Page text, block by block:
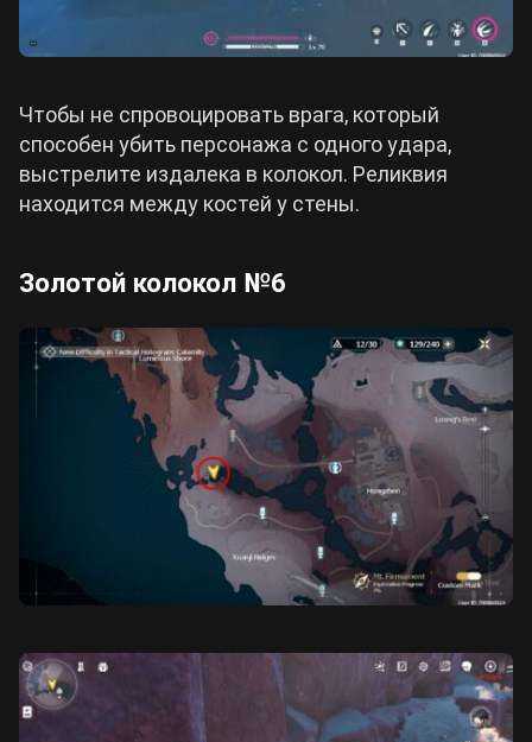
Чтобы не спровоцировать врага, который
способен убить персонажа с одного удара,
выстрелите издалека в колокол. Реликвия
находится между костей у стены.
Золотой колокол №6